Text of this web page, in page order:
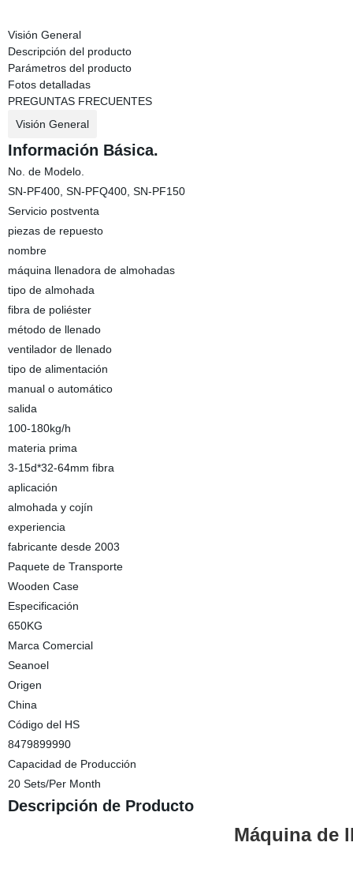
Visión General
Descripción del producto
Parámetros del producto
Fotos detalladas
PREGUNTAS FRECUENTES
Visión General
Información Básica.
No. de Modelo.
SN-PF400, SN-PFQ400, SN-PF150
Servicio postventa
piezas de repuesto
nombre
máquina llenadora de almohadas
tipo de almohada
fibra de poliéster
método de llenado
ventilador de llenado
tipo de alimentación
manual o automático
salida
100-180kg/h
materia prima
3-15d*32-64mm fibra
aplicación
almohada y cojín
experiencia
fabricante desde 2003
Paquete de Transporte
Wooden Case
Especificación
650KG
Marca Comercial
Seanoel
Origen
China
Código del HS
8479899990
Capacidad de Producción
20 Sets/Per Month
Descripción de Producto
Máquina de